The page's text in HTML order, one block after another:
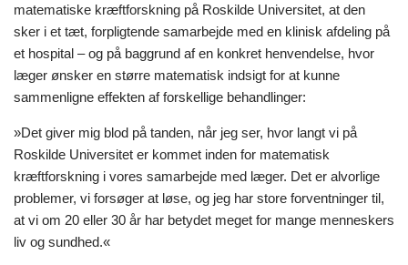
matematiske kræftforskning på Roskilde Universitet, at den
sker i et tæt, forpligtende samarbejde med en klinisk afdeling på
et hospital – og på baggrund af en konkret henvendelse, hvor
læger ønsker en større matematisk indsigt for at kunne
sammenligne effekten af forskellige behandlinger:
»Det giver mig blod på tanden, når jeg ser, hvor langt vi på
Roskilde Universitet er kommet inden for matematisk
kræftforskning i vores samarbejde med læger. Det er alvorlige
problemer, vi forsøger at løse, og jeg har store forventninger til,
at vi om 20 eller 30 år har betydet meget for mange menneskers
liv og sundhed.«